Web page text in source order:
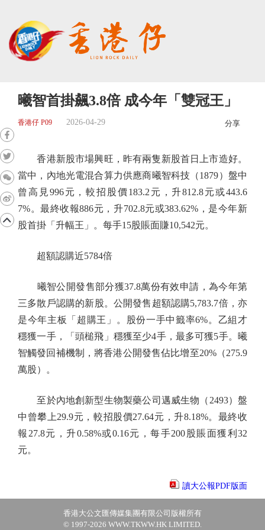
曦智首掛飆3.8倍 成今年「雙冠王」
香港仔 P09 2026-04-29 分享
香港新股市場興旺，昨有兩隻新股首日上市造好。
當中，內地光電混合算力供應商曦智科技（1879）盤中
曾高見996元，較招股價183.2元，升812.8元或443.6
7%。最終收報886元，升702.8元或383.62%，是今年新
股首掛「升幅王」。每手15股賬面賺10,542元。
超額認購近5784倍
曦智公開發售部分獲37.8萬份有效申請，為今年第
三多散戶認購的新股。公開發售超額認購5,783.7倍，亦
是今年主板「超購王」。股份一手中籤率6%。乙組才
穩獲一手，「頭槌飛」穩獲至少4手，最多可獲5手。曦
智觸發回補機制，將香港公開發售佔比增至20%（275.9
萬股）。
至於內地創新型生物製藥公司邁威生物（2493）盤
中曾攀上29.9元，較招股價27.64元，升8.18%。最終收
報27.8元，升0.58%或0.16元，每手200股賬面獲利32
元。
讀大公報PDF版面
香港大公文匯傳媒集團有限公司版權所有
© 1997-2026 WWW.TKWW.HK LIMITED.